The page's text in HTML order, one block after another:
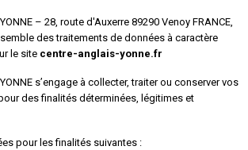
– 28, route d'Auxerre 89290 Venoy FRANCE,
des traitements de données à caractère
le site centre-anglais-yonne.fr
s’engage à collecter, traiter ou conserver vos
des finalités déterminées, légitimes et
pour les finalités suivantes :